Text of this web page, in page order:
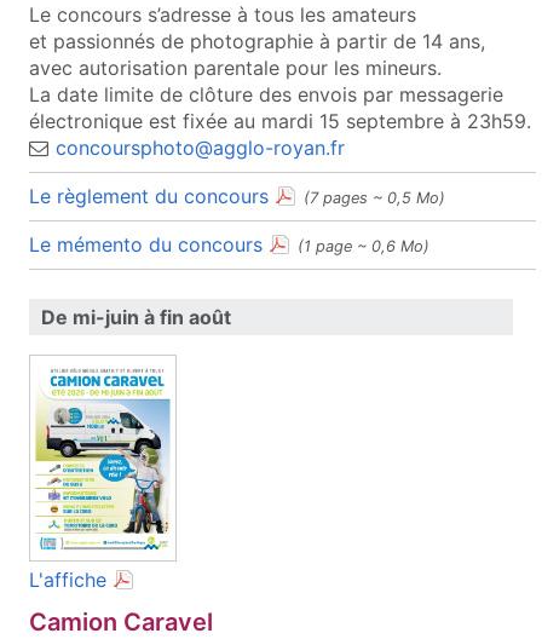
Le concours s’adresse à tous les amateurs
et passionnés de photographie à partir de 14 ans,
avec autorisation parentale pour les mineurs.
La date limite de clôture des envois par messagerie
électronique est fixée au mardi 15 septembre à 23h59.
concoursphoto@agglo-royan.fr
Le règlement du concours(document PDF, ouvre une
(7 pages ~ 0,5 Mo)
Le mémento du concours(document PDF, ouvre une
(1 page ~ 0,6 Mo)
De mi-juin à fin août
L'affiche(document PDF, ouvre une nouvelle fenêtre)
Camion Caravel